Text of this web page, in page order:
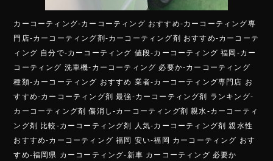
カーコーティング-カーコーティング おすすめ-カーコーティング専
門店-カーコーティング剤-カーコーティング剤 おすすめ-カーコーテ
ィング 自分で-カーコーティング 値段-カーコーティング 福岡-カー
コーティング 洗車機-カーコーティング 必要か-カーコーティング
種類-カーコーティング おすすめ 業者-カーコーティング専門店 お
すすめ-カーコーティング剤 最強-カーコーティング剤 ランキング-
カーコーティング剤 傷消し-カーコーティング剤 親水-カーコーティ
ング剤 比較-カーコーティング剤 人気-カーコーティング剤 親水性
おすすめ-カーコーティング 福岡 安い-福岡 カーコーティング おす
すめ-福岡県 カーコーティング-新車 カーコーティング 必要か